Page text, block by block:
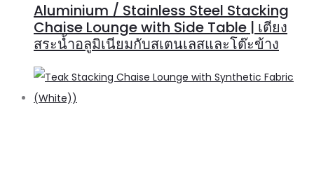
Aluminium / Stainless Steel Stacking
Chaise Lounge with Side Table | เตียง
สระน้ำอลูมิเนียมกับสเตนเลสและโต๊ะข้าง